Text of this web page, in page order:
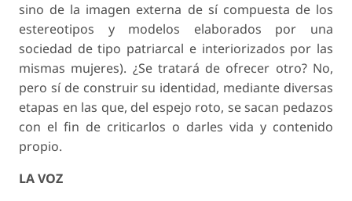
sino de la imagen externa de sí compuesta de los
estereotipos y modelos elaborados por una
sociedad de tipo patriarcal e interiorizados por las
mismas mujeres). ¿Se tratará de ofrecer otro? No,
pero sí de construir su identidad, mediante diversas
etapas en las que, del espejo roto, se sacan pedazos
con el fin de criticarlos o darles vida y contenido
propio.
LA VOZ